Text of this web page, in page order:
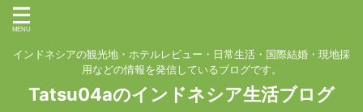
インドネシアの観光地・ホテルレビュー・日常生活・国際結婚・現地採
用などの情報を発信しているブログです。
Tatsu04aのインドネシア生活ブログ